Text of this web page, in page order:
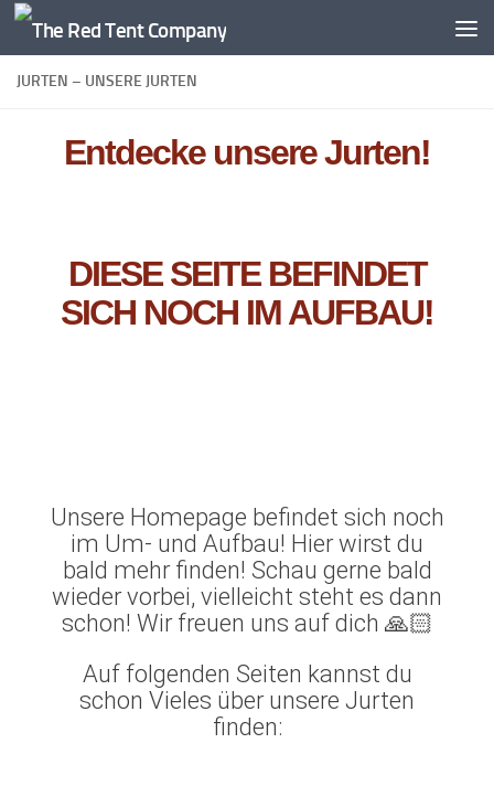
Zum Inhalt springen
JURTEN – UNSERE JURTEN
Entdecke unsere Jurten!
DIESE SEITE BEFINDET
SICH NOCH IM AUFBAU!
Unsere Homepage befindet sich noch
im Um- und Aufbau! Hier wirst du
bald mehr finden! Schau gerne bald
wieder vorbei, vielleicht steht es dann
schon! Wir freuen uns auf dich 🙏🏻
Auf folgenden Seiten kannst du
schon Vieles über unsere Jurten
finden: